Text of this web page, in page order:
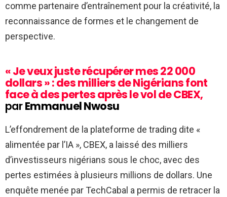
comme partenaire d’entraînement pour la créativité, la
reconnaissance de formes et le changement de
perspective.
« Je veux juste récupérer mes 22 000
dollars » : des milliers de Nigérians font
face à des pertes après le vol de CBEX,
parEmmanuel Nwosu
L’effondrement de la plateforme de trading dite «
alimentée par l’IA », CBEX, a laissé des milliers
d’investisseurs nigérians sous le choc, avec des
pertes estimées à plusieurs millions de dollars. Une
enquête menée par TechCabal a permis de retracer la